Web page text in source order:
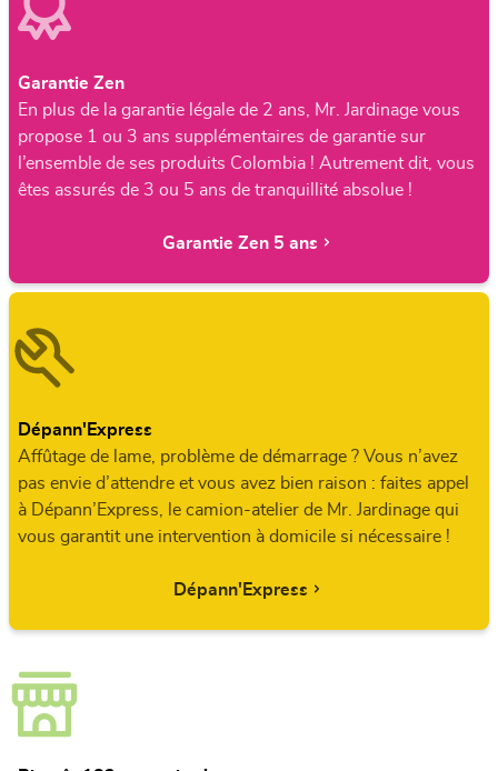
Garantie Zen
En plus de la garantie légale de 2 ans, Mr. Jardinage vous
propose 1 ou 3 ans supplémentaires de garantie sur
l’ensemble de ses produits Colombia ! Autrement dit, vous
êtes assurés de 3 ou 5 ans de tranquillité absolue !
Garantie Zen 5 ans
Dépann'Express
Affûtage de lame, problème de démarrage ? Vous n’avez
pas envie d’attendre et vous avez bien raison : faites appel
à Dépann’Express, le camion-atelier de Mr. Jardinage qui
vous garantit une intervention à domicile si nécessaire !
Dépann'Express